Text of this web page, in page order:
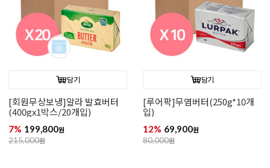
담기
[회원무상보냉]알라 발효버터
(400gx1박스/20개입)
7% 199,800원
215,000원
담기
[루어팍]무염버터(250g*10개
입)
12% 69,900원
80,000원